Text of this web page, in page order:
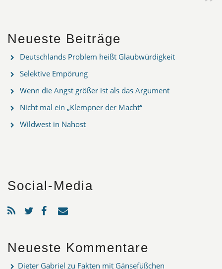
Neueste Beiträge
Deutschlands Problem heißt Glaubwürdigkeit
Selektive Empörung
Wenn die Angst größer ist als das Argument
Nicht mal ein „Klempner der Macht“
Wildwest in Nahost
Social-Media
Neueste Kommentare
Dieter Gabriel zu Fakten mit Gänsefüßchen